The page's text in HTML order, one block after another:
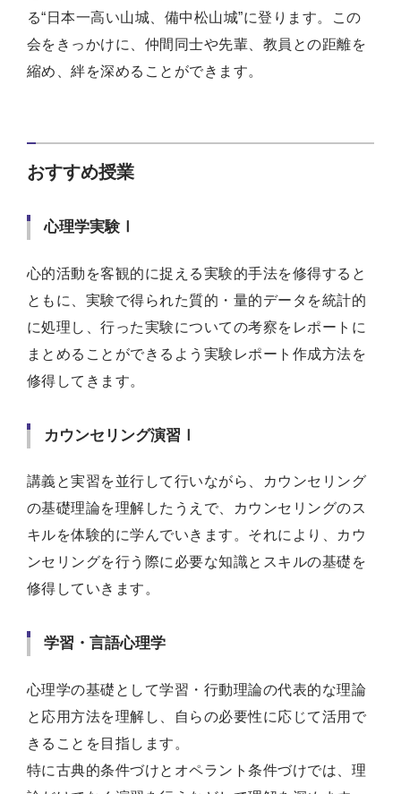
る“日本一高い山城、備中松山城”に登ります。この
会をきっかけに、仲間同士や先輩、教員との距離を
縮め、絆を深めることができます。
おすすめ授業
心理学実験Ⅰ
心的活動を客観的に捉える実験的手法を修得すると
ともに、実験で得られた質的・量的データを統計的
に処理し、行った実験についての考察をレポートに
まとめることができるよう実験レポート作成方法を
修得してきます。
カウンセリング演習Ⅰ
講義と実習を並行して行いながら、カウンセリング
の基礎理論を理解したうえで、カウンセリングのス
キルを体験的に学んでいきます。それにより、カウ
ンセリングを行う際に必要な知識とスキルの基礎を
修得していきます。
学習・言語心理学
心理学の基礎として学習・行動理論の代表的な理論
と応用方法を理解し、自らの必要性に応じて活用で
きることを目指します。
特に古典的条件づけとオペラント条件づけでは、理